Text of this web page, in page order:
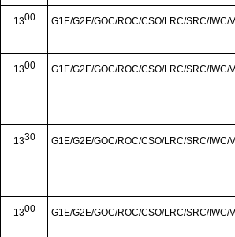
1300 G1E/G2E/GOC/ROC/CSO/LRC/SRC/IWC/
1300 G1E/G2E/GOC/ROC/CSO/LRC/SRC/IWC/
1330 G1E/G2E/GOC/ROC/CSO/LRC/SRC/IWC/
1300 G1E/G2E/GOC/ROC/CSO/LRC/SRC/IWC/